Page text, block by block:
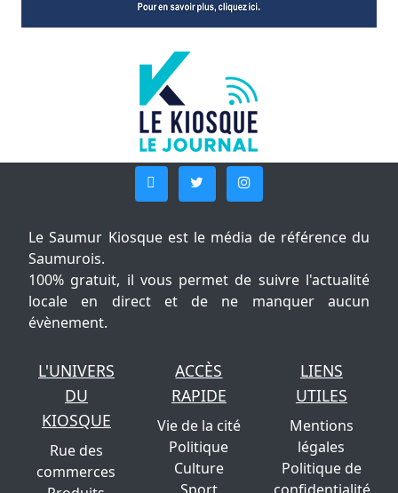
Le Saumur Kiosque est le média de référence du
Saumurois.
100% gratuit, il vous permet de suivre l'actualité
locale en direct et de ne manquer aucun
évènement.
L'UNIVERS
DU
KIOSQUE
Rue des
commerces
ACCÈS
RAPIDE
Vie de la cité
Politique
Culture
Sport
LIENS
UTILES
Mentions
légales
Politique de
confidentialité